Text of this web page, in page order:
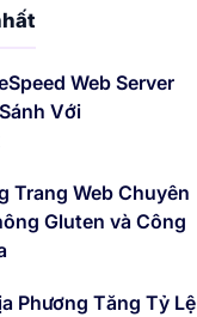
Web Server
Với
Trang Web Chuyên
Gluten và Công
Phương Tăng Tỷ Lệ